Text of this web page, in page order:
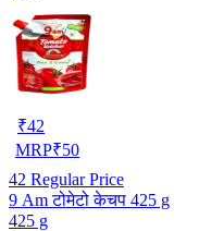
₹42
MRP₹50
42 Regular Price
9 Am टोमेटो केचप 425 g
425 g